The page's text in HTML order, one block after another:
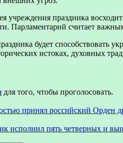
учреждения праздника
Парламентарий считает
будет способствовать
истоках, духовных
для того, чтобы проголосовать.
принял российский Орден
исполнил пять четверных и